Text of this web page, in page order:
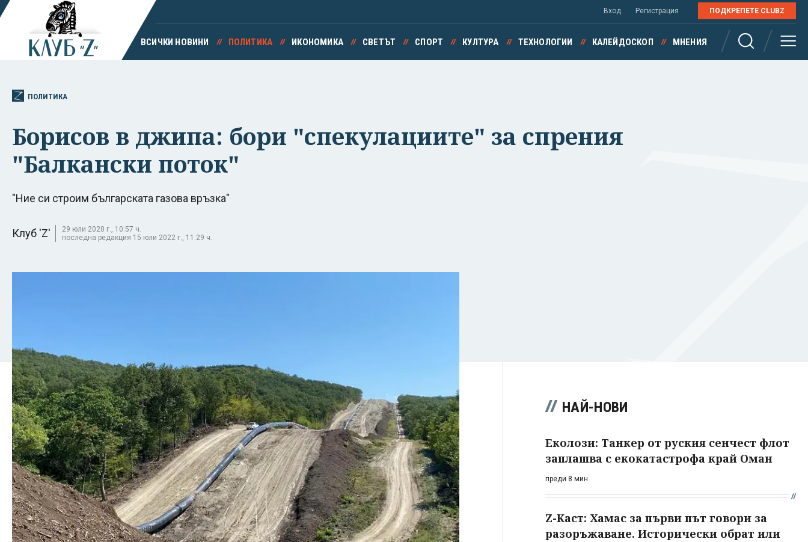
Вход Регистрация ПОДКРЕПЕТЕ CLUBZ
ВСИЧКИ НОВИНИ ПОЛИТИКА ИКОНОМИКА СВЕТЪТ СПОРТ КУЛТУРА ТЕХНОЛОГИИ КАЛЕЙДОСКОП МНЕНИЯ
ПОЛИТИКА
Борисов в джипа: бори "спекулациите" за спрения
"Балкански поток"
"Ние си строим българската газова връзка"
Клуб 'Z'
29 юли 2020 г., 10:57 ч.
последна редакция 15 юли 2022 г., 11:29 ч.
НАЙ-НОВИ
Еколози: Танкер от руския сенчест флот
заплашва с екокатастрофа край Оман
преди 8 мин
Z-Каст: Хамас за първи път говори за
разоръжаване. Исторически обрат или